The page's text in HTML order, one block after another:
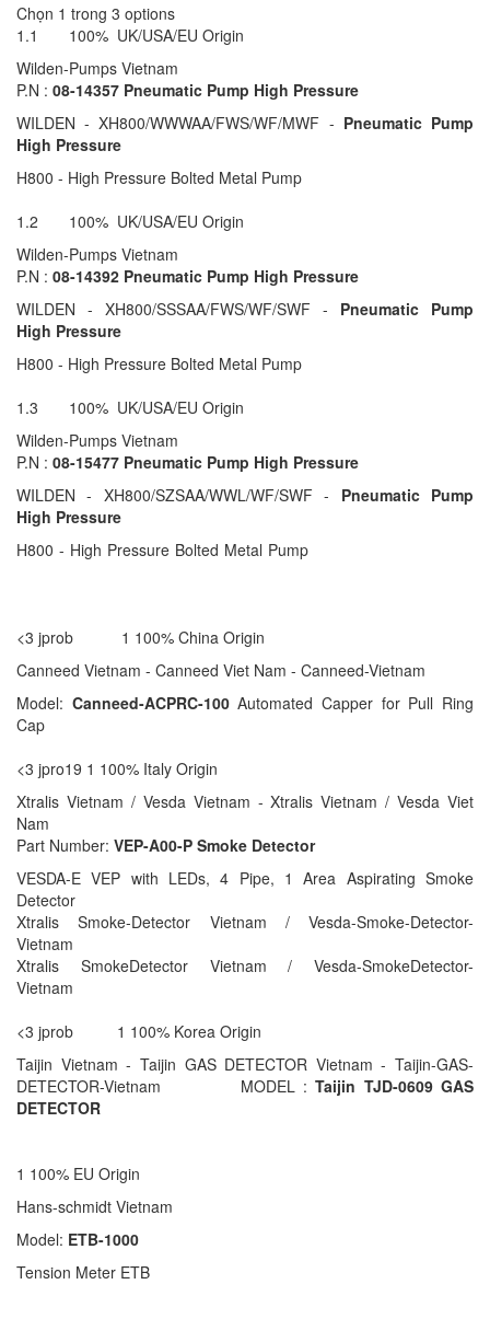
Chọn 1 trong 3 options
1.1 100% UK/USA/EU Origin
Wilden-Pumps Vietnam
P.N : 08-14357 Pneumatic Pump High Pressure
WILDEN - XH800/WWWAA/FWS/WF/MWF - Pneumatic Pump
High Pressure
H800 - High Pressure Bolted Metal Pump
1.2 100% UK/USA/EU Origin
Wilden-Pumps Vietnam
P.N : 08-14392 Pneumatic Pump High Pressure
WILDEN - XH800/SSSAA/FWS/WF/SWF - Pneumatic Pump
High Pressure
H800 - High Pressure Bolted Metal Pump
1.3 100% UK/USA/EU Origin
Wilden-Pumps Vietnam
P.N : 08-15477 Pneumatic Pump High Pressure
WILDEN - XH800/SZSAA/WWL/WF/SWF - Pneumatic Pump
High Pressure
H800 - High Pressure Bolted Metal Pump
<3 jprob 1 100% China Origin
Canneed Vietnam - Canneed Viet Nam - Canneed-Vietnam
Model: Canneed-ACPRC-100Automated Capper for Pull Ring
Cap
<3 jpro19 1 100% Italy Origin
Xtralis Vietnam / Vesda Vietnam - Xtralis Vietnam / Vesda Viet
Nam
Part Number: VEP-A00-P Smoke Detector
VESDA-E VEP with LEDs, 4 Pipe, 1 Area Aspirating Smoke
Detector
Xtralis Smoke-Detector Vietnam / Vesda-Smoke-Detector-
Vietnam
Xtralis SmokeDetector Vietnam / Vesda-SmokeDetector-
Vietnam
<3 jprob 1 100% Korea Origin
Taijin Vietnam - Taijin GAS DETECTOR Vietnam - Taijin-GAS-
DETECTOR-Vietnam MODEL :Taijin TJD-0609 GAS
DETECTOR
1 100% EU Origin
Hans-schmidt Vietnam
Model: ETB-1000
Tension Meter ETB